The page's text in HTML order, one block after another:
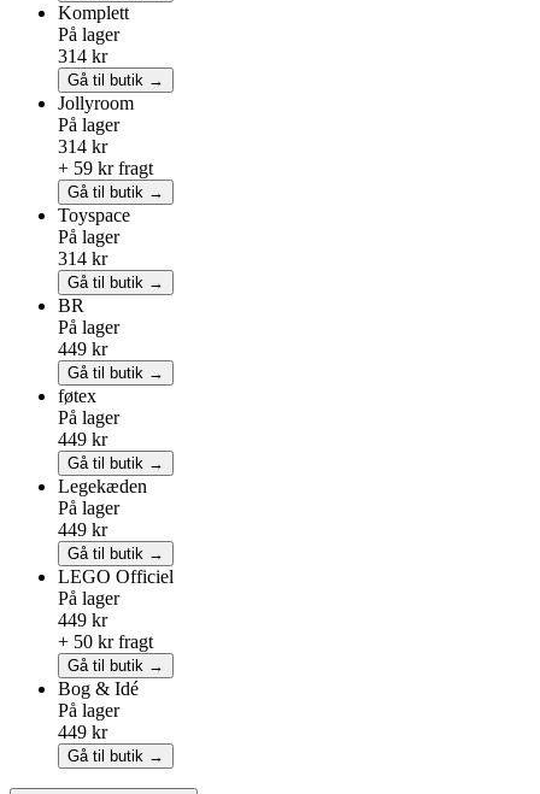
Komplett
På lager
314 kr
Gå til butik →
Jollyroom
På lager
314 kr
+ 59 kr fragt
Gå til butik →
Toyspace
På lager
314 kr
Gå til butik →
BR
På lager
449 kr
Gå til butik →
føtex
På lager
449 kr
Gå til butik →
Legekæden
På lager
449 kr
Gå til butik →
LEGO Officiel
På lager
449 kr
+ 50 kr fragt
Gå til butik →
Bog & Idé
På lager
449 kr
Gå til butik →